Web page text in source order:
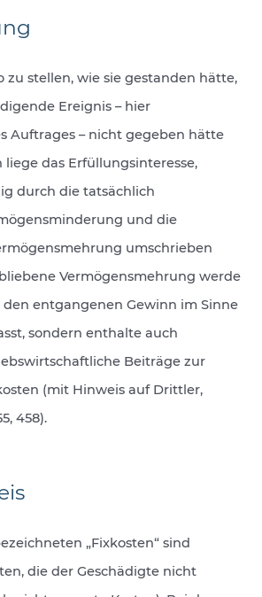
zu stellen, wie sie gestanden hätte,
Ereignis – hier
Auftrages – nicht gegeben hätte
liege das Erfüllungsinteresse,
durch die tatsächlich
und die
umschrieben
Vermögensmehrung werde
entgangenen Gewinn im Sinne
sondern enthalte auch
Beiträge zur
(mit Hinweis auf Drittler,
458).
„Fixkosten“ sind
die der Geschädigte nicht